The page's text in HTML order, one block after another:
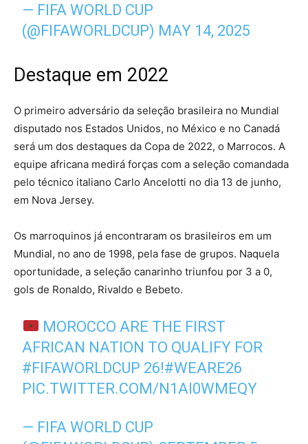
— FIFA WORLD CUP
(@FIFAWORLDCUP) MAY 14, 2025
Destaque em 2022
O primeiro adversário da seleção brasileira no Mundial
disputado nos Estados Unidos, no México e no Canadá
será um dos destaques da Copa de 2022, o Marrocos. A
equipe africana medirá forças com a seleção comandada
pelo técnico italiano Carlo Ancelotti no dia 13 de junho,
em Nova Jersey.
Os marroquinos já encontraram os brasileiros em um
Mundial, no ano de 1998, pela fase de grupos. Naquela
oportunidade, a seleção canarinho triunfou por 3 a 0,
gols de Ronaldo, Rivaldo e Bebeto.
MOROCCO ARE THE FIRST
AFRICAN NATION TO QUALIFY FOR
#FIFAWORLDCUP 26!#WEARE26
PIC.TWITTER.COM/N1AI0WMEQY
— FIFA WORLD CUP